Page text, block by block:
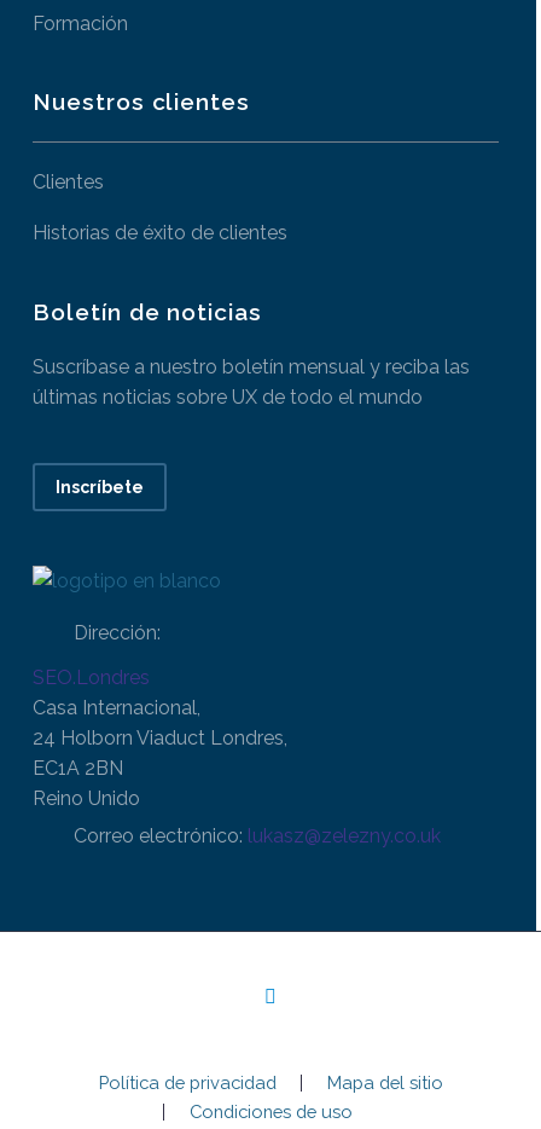
Formación
Nuestros clientes
Clientes
Historias de éxito de clientes
Boletín de noticias
Suscríbase a nuestro boletín mensual y reciba las
últimas noticias sobre UX de todo el mundo
Inscríbete
Dirección:
SEO.Londres
Casa Internacional,
24 Holborn Viaduct Londres,
EC1A 2BN
Reino Unido
Correo electrónico: lukasz@zelezny.co.uk
Política de privacidad
Mapa del sitio
Condiciones de uso